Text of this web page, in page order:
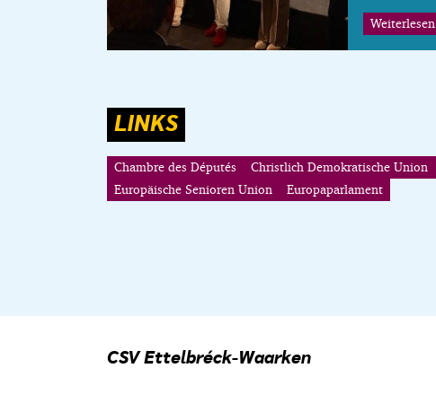
Weiterlesen
LINKS
Chambre des Députés Christlich Demokratische Union
Europäische Senioren Union
Europaparlament
CSV Ettelbréck-Waarken